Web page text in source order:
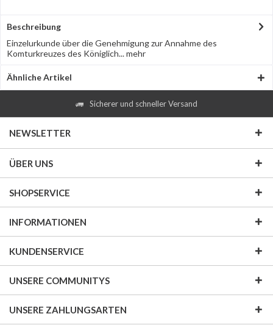
Beschreibung
Einzelurkunde über die Genehmigung zur Annahme des
Komturkreuzes des Königlich...mehr
Ähnliche Artikel
Sicherer und schneller Versand
NEWSLETTER
ÜBER UNS
SHOPSERVICE
INFORMATIONEN
KUNDENSERVICE
UNSERE COMMUNITYS
UNSERE ZAHLUNGSARTEN